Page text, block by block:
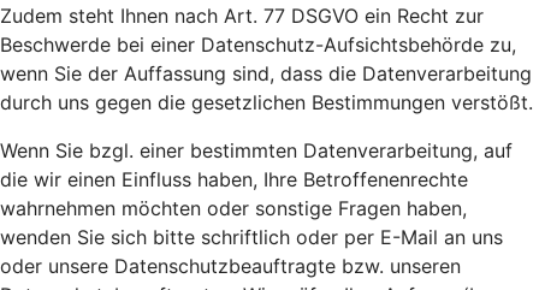
Zudem steht Ihnen nach Art. 77 DSGVO ein Recht zur
Beschwerde bei einer Datenschutz-Aufsichtsbehörde zu,
wenn Sie der Auffassung sind, dass die Datenverarbeitung
durch uns gegen die gesetzlichen Bestimmungen verstößt.
Wenn Sie bzgl. einer bestimmten Datenverarbeitung, auf
die wir einen Einfluss haben, Ihre Betroffenenrechte
wahrnehmen möchten oder sonstige Fragen haben,
wenden Sie sich bitte schriftlich oder per E-Mail an uns
oder unsere Datenschutzbeauftragte bzw. unseren